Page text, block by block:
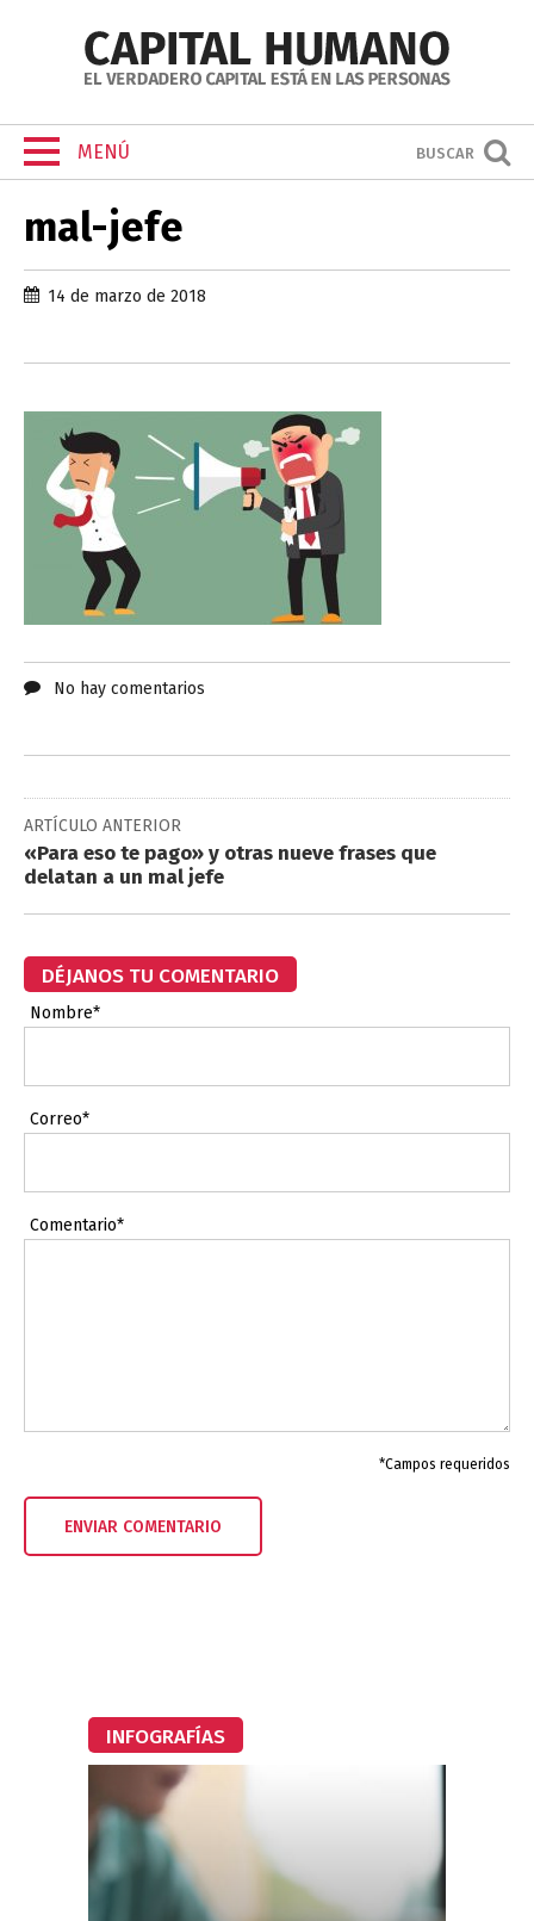
MENÚ BUSCAR
mal-jefe
14 de marzo de 2018
No hay comentarios
ARTÍCULO ANTERIOR
«Para eso te pago» y otras nueve frases que
delatan a un mal jefe
DÉJANOS TU COMENTARIO
Nombre*
Correo*
Comentario*
*Campos requeridos
INFOGRAFÍAS